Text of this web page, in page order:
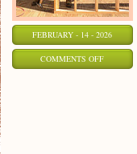
FEBRUARY - 14 - 2026
COMMENTS OFFON